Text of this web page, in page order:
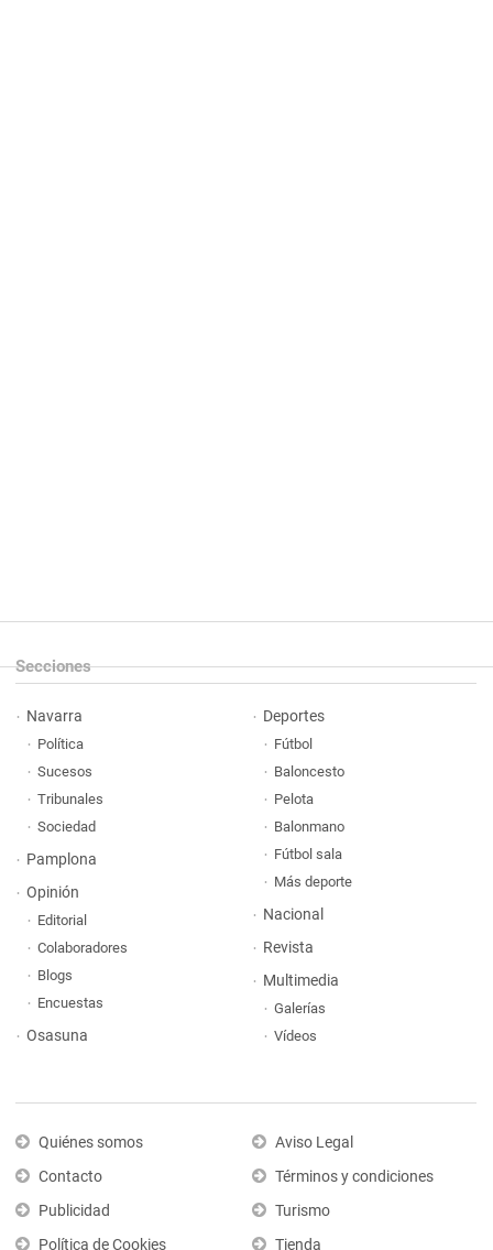
Secciones
Navarra
Política
Sucesos
Tribunales
Sociedad
Pamplona
Opinión
Editorial
Colaboradores
Blogs
Encuestas
Osasuna
Deportes
Fútbol
Baloncesto
Pelota
Balonmano
Fútbol sala
Más deporte
Nacional
Revista
Multimedia
Galerías
Vídeos
Quiénes somos
Contacto
Publicidad
Política de Cookies
Aviso Legal
Términos y condiciones
Turismo
Tienda